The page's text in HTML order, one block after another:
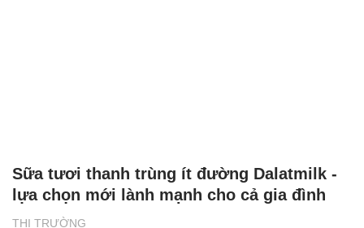
THỊ TRƯỜNG
Sữa tươi thanh trùng ít đường Dalatmilk -
lựa chọn mới lành mạnh cho cả gia đình